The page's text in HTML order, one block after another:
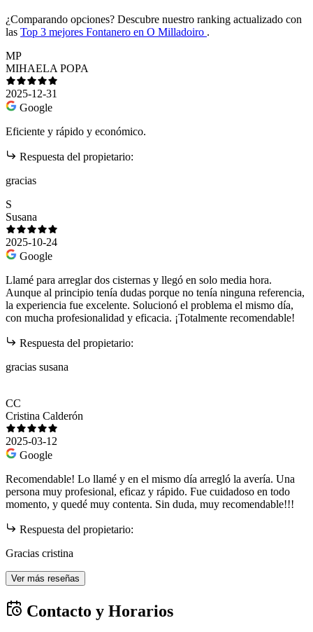
¿Comparando opciones? Descubre nuestro ranking actualizado con
las Top 3 mejores Fontanero en O Milladoiro .
MP
MIHAELA POPA
2025-12-31
Google
Eficiente y rápido y económico.
Respuesta del propietario:
gracias
S
Susana
2025-10-24
Google
Llamé para arreglar dos cisternas y llegó en solo media hora.
Aunque al principio tenía dudas porque no tenía ninguna referencia,
la experiencia fue excelente. Solucionó el problema el mismo día,
con mucha profesionalidad y eficacia. ¡Totalmente recomendable!
Respuesta del propietario:
gracias susana
CC
Cristina Calderón
2025-03-12
Google
Recomendable! Lo llamé y en el mismo día arregló la avería. Una
persona muy profesional, eficaz y rápido. Fue cuidadoso en todo
momento, y quedé muy contenta. Sin duda, muy recomendable!!!
Respuesta del propietario:
Gracias cristina
Ver más reseñas
Contacto y Horarios